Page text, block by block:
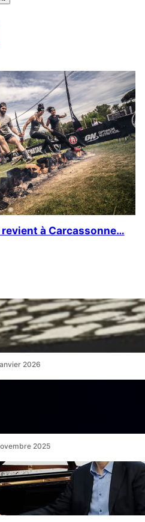
revient à Carcassonne…
en Vitrine »:
qui réveille les cœurs
ville
2026
2025
Disciple » de Mikhaïl
à Perpignan le
7 mars